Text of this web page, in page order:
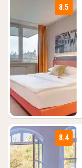
8.5
8.4